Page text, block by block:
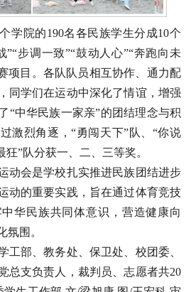
学院的190名各民族学生分成10个
步调一致”“鼓动人心”“奔跑向未
项目。各队队员相互协作、通力配
同学们在运动中深化了情谊，增强
“中华民族一家亲”的团结理念与积
激烈角逐，“勇闯天下”队、“你说
”队分获一、二、三等奖。
动会是学校扎实推进民族团结进步
动的重要实践，旨在通过体育竞技
华民族共同体意识，营造健康向
氛围。
工部、教务处、保卫处、校团委、
总支负责人，裁判员、志愿者共20